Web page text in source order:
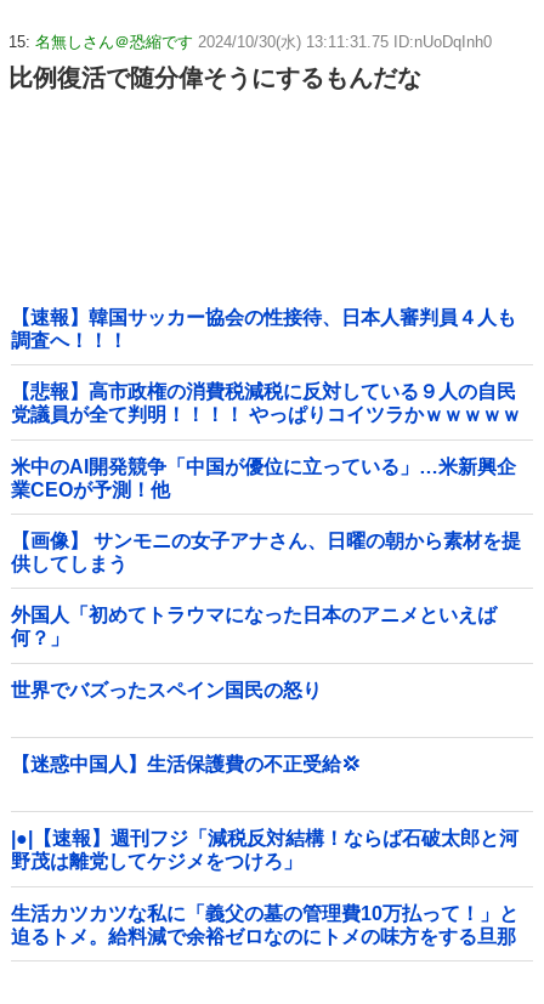
15: 名無しさん＠恐縮です 2024/10/30(水) 13:11:31.75 ID:nUoDqInh0
比例復活で随分偉そうにするもんだな
【速報】韓国サッカー協会の性接待、日本人審判員４人も
調査へ！！！
【悲報】高市政権の消費税減税に反対している９人の自民
党議員が全て判明！！！！ やっぱりコイツラかｗｗｗｗｗ
米中のAI開発競争「中国が優位に立っている」…米新興企
業CEOが予測！他
【画像】 サンモニの女子アナさん、日曜の朝から素材を提
供してしまう
外国人「初めてトラウマになった日本のアニメといえば
何？」
世界でバズったスペイン国民の怒り
【迷惑中国人】生活保護費の不正受給💢
|●|【速報】週刊フジ「減税反対結構！ならば石破太郎と河
野茂は離党してケジメをつけろ」
生活カツカツな私に「義父の墓の管理費10万払って！」と
迫るトメ。給料減で余裕ゼロなのにトメの味方をする旦那
にブチギレ寸前←自分で管理できないなら墓じまいしてく